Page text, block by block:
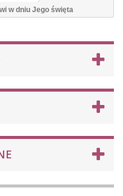
w dniu Jego święta